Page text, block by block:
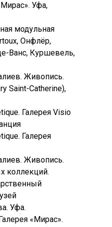
Уфа,
модульная
Онфлёр,
Ванс, Куршевель,
Живопись.
Saint-Catherine),
Галерея Visio
Галерея
Живопись.
коллекций.
Уфа.
«Мирас».